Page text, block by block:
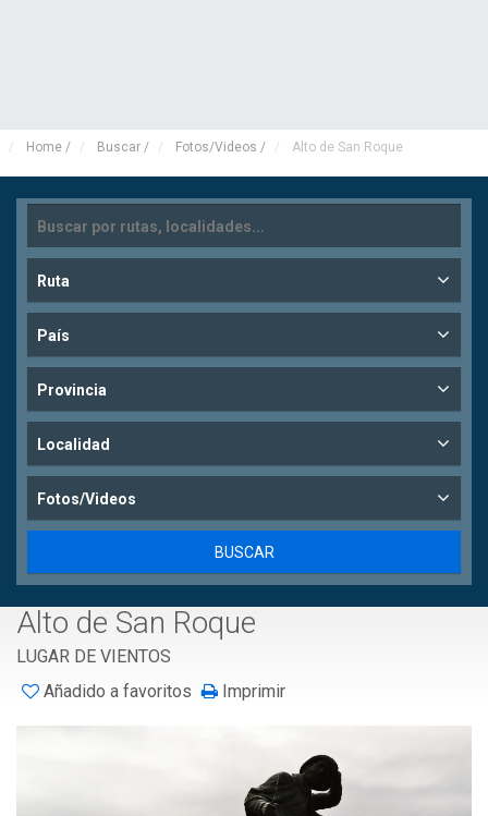
Home / Buscar / Fotos/Videos / Alto de San Roque
Ruta
País
Provincia
Localidad
Fotos/Videos
Alto de San Roque
LUGAR DE VIENTOS
Añadido a favoritos
Imprimir